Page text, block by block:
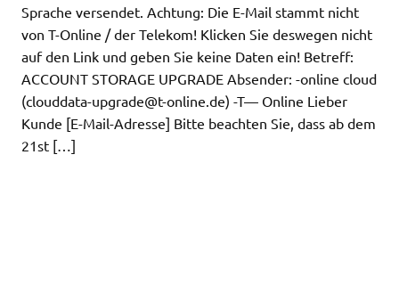
Sprache versendet. Achtung: Die E-Mail stammt nicht
von T-Online / der Telekom! Klicken Sie deswegen nicht
auf den Link und geben Sie keine Daten ein! Betreff:
ACCOUNT STORAGE UPGRADE Absender: -online cloud
(clouddata-upgrade@t-online.de) -T— Online Lieber
Kunde [E-Mail-Adresse] Bitte beachten Sie, dass ab dem
21st […]